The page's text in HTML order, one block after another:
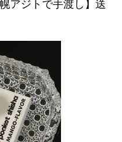
アジトで手渡し】送